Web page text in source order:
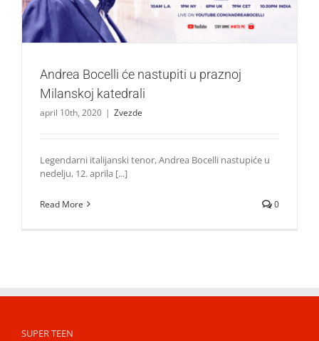
Andrea Bocelli će nastupiti u praznoj
Milanskoj katedrali
april 10th, 2020 | Zvezde
Legendarni italijanski tenor, Andrea Bocelli nastupiće u
nedelju, 12. aprila [...]
Read More 0
SUPER TEEN